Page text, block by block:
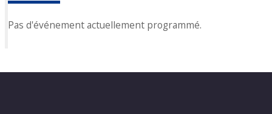
Pas d'événement actuellement programmé.